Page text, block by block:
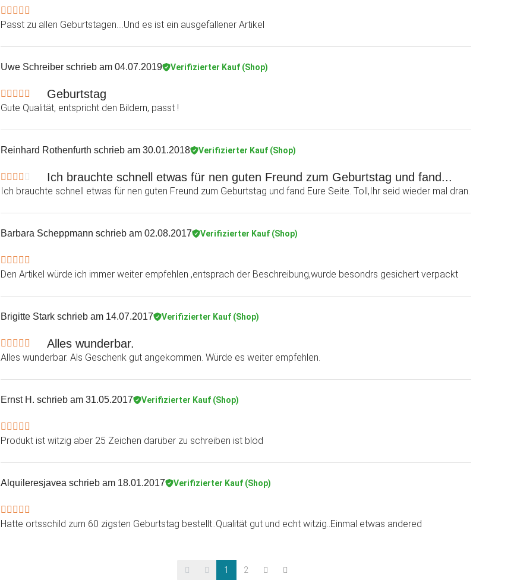
Passt zu allen Geburtstagen....Und es ist ein ausgefallener Artikel
Uwe Schreiber schrieb am 04.07.2019 Verifizierter Kauf (Shop)
Geburtstag
Gute Qualität, entspricht den Bildern, passt !
Reinhard Rothenfurth schrieb am 30.01.2018 Verifizierter Kauf (Shop)
Ich brauchte schnell etwas für nen guten Freund zum Geburtstag und fand...
Ich brauchte schnell etwas für nen guten Freund zum Geburtstag und fand Eure Seite. Toll,Ihr seid wieder mal dran.
Barbara Scheppmann schrieb am 02.08.2017 Verifizierter Kauf (Shop)
Den Artikel würde ich immer weiter empfehlen ,entsprach der Beschreibung,wurde besondrs gesichert verpackt
Brigitte Stark schrieb am 14.07.2017 Verifizierter Kauf (Shop)
Alles wunderbar.
Alles wunderbar. Als Geschenk gut angekommen. Würde es weiter empfehlen.
Ernst H. schrieb am 31.05.2017 Verifizierter Kauf (Shop)
Produkt ist witzig aber 25 Zeichen darüber zu schreiben ist blöd
Alquileresjavea schrieb am 18.01.2017 Verifizierter Kauf (Shop)
Hatte ortsschild zum 60 zigsten Geburtstag bestellt..Qualität gut und echt witzig..Einmal etwas andered
1 2